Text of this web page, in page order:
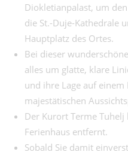
Diokletianpalast, um
die St.-Duje-Kathedrale
Hauptplatz des Ortes.
Bei dieser
alles um glatte, klare
und ihre Lage auf
majestätischen
Der Kurort Terme
Ferienhaus entfernt.
Sobald Sie damit